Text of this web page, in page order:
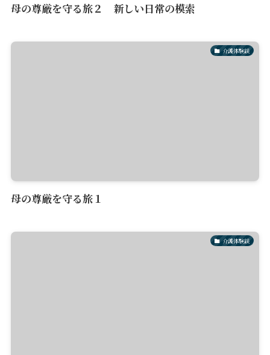
母の尊厳を守る旅２ 新しい日常の模索
介護体験談
母の尊厳を守る旅１
介護体験談